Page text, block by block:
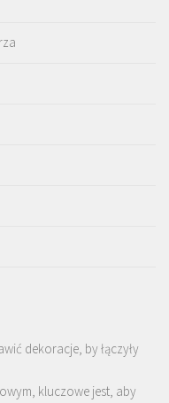
dekoracje, by łączyły
kluczowe jest, aby